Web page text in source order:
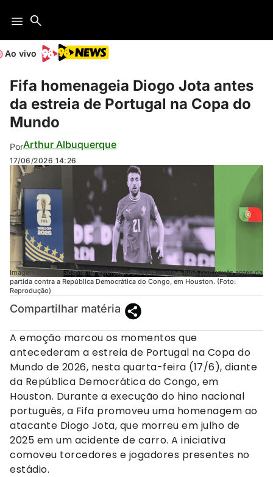
Ao vivo
Fifa homenageia Diogo Jota antes
da estreia de Portugal na Copa do
Mundo
PorArthur Albuquerque
17/06/2026 14:26
Imagem do ex-atacante foi exibida no telão durante o hino português antes da
partida contra a República Democrática do Congo, em Houston. (Foto:
Reprodução)
Compartilhar matéria
A emoção marcou os momentos que
antecederam a estreia de Portugal na Copa do
Mundo de 2026, nesta quarta-feira (17/6), diante
da República Democrática do Congo, em
Houston. Durante a execução do hino nacional
português, a Fifa promoveu uma homenagem ao
atacante Diogo Jota, que morreu em julho de
2025 em um acidente de carro. A iniciativa
comoveu torcedores e jogadores presentes no
estádio.